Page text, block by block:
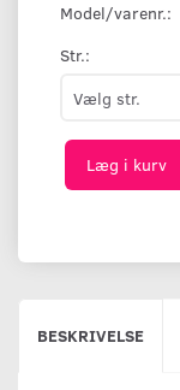
Model/varenr.:
Str.:
Læg i kurv
BESKRIVELSE